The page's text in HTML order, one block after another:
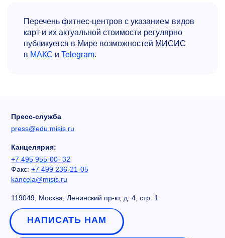
Перечень фитнес-центров с указанием видов
карт и их актуальной стоимости регулярно
публикуется в Мире возможностей МИСИС
в МАКС и Telegram.
Пресс-служба
press@edu.misis.ru
Канцелярия:
+7 495 955-00- 32
Факс: +7 499 236-21-05
kancela@misis.ru
119049, Москва, Ленинский пр-кт, д. 4, стр. 1
НАПИСАТЬ НАМ